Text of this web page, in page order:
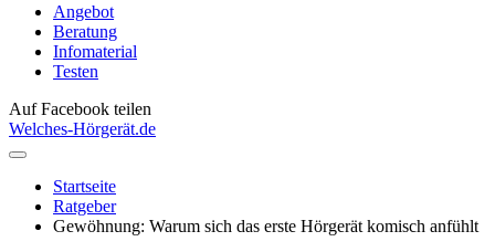
Angebot
Beratung
Infomaterial
Testen
Auf Facebook teilen
Welches-Hörgerät.de
Startseite
Ratgeber
Gewöhnung: Warum sich das erste Hörgerät komisch anfühlt